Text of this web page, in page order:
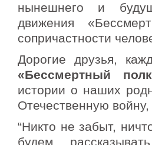
нынешнего и
движения
сопричастности
Дорогие друзья,
«Бессмертный
истории о наших
Отечественную
“Никто не забыт,
будем